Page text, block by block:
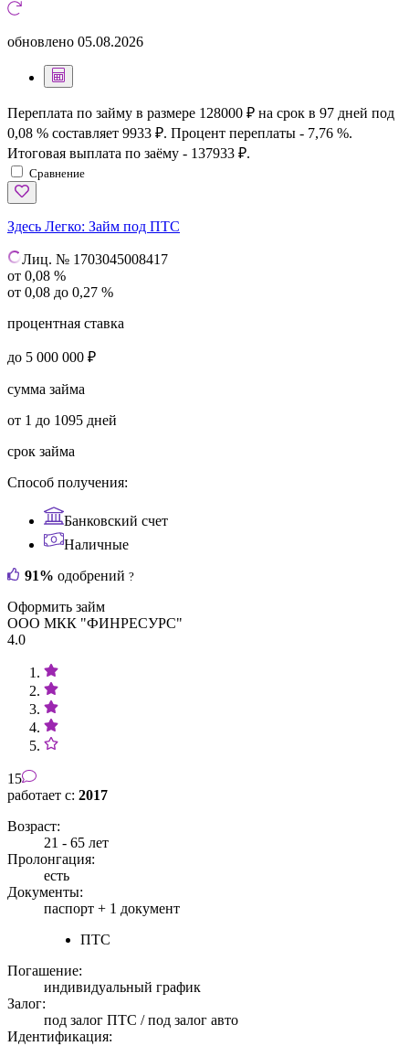
обновлено 05.08.2026
Переплата по займу в размере 128000 ₽ на срок в 97 дней под
0,08 % составляет 9933 ₽. Процент переплаты - 7,76 %.
Итоговая выплата по заёму - 137933 ₽.
Сравнение
Здесь Легко: Займ под ПТС
Лиц. № 1703045008417
от 0,08 %
от 0,08 до 0,27 %
процентная ставка
до 5 000 000 ₽
сумма займа
от 1 до 1095 дней
срок займа
Способ получения:
Банковский счет
Наличные
91% одобрений ?
Оформить займ
ООО МКК "ФИНРЕСУРС"
4.0
15
работает с: 2017
Возраст:
21 - 65 лет
Пролонгация:
есть
Документы:
паспорт + 1 документ
ПТС
Погашение:
индивидуальный график
Залог:
под залог ПТС / под залог авто
Идентификация: